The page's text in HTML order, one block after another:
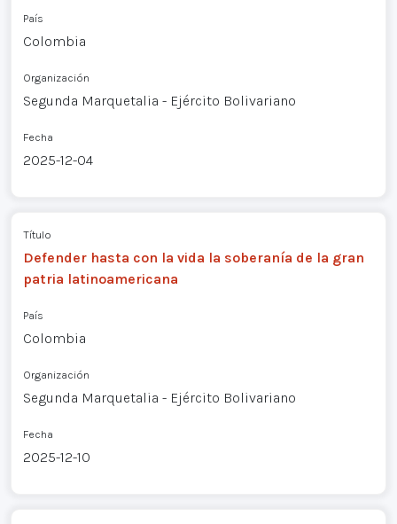
País
Colombia
Organización
Segunda Marquetalia - Ejército Bolivariano
Fecha
2025-12-04
Título
Defender hasta con la vida la soberanía de la gran
patria latinoamericana
País
Colombia
Organización
Segunda Marquetalia - Ejército Bolivariano
Fecha
2025-12-10